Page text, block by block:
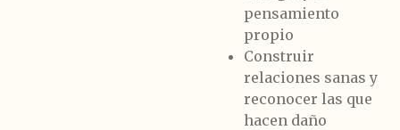
pensamiento
propio
Construir
relaciones sanas y
reconocer las que
hacen daño